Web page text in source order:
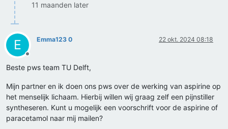
11 maanden later
E
Offline
Emma123 0 22 okt. 2024 08:18
Beste pws team TU Delft,
Mijn partner en ik doen ons pws over de werking van aspirine op
het menselijk lichaam. Hierbij willen wij graag zelf een pijnstiller
syntheseren. Kunt u mogelijk een voorschrift voor de aspirine of
paracetamol naar mij mailen?